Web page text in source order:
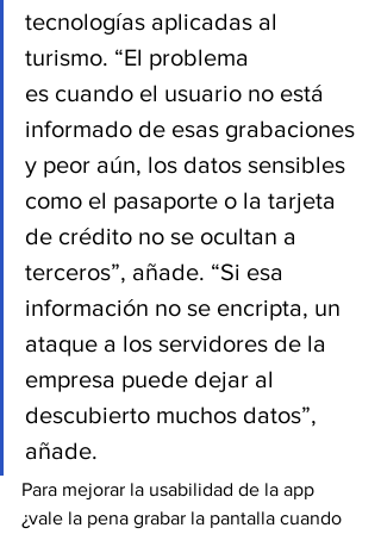
tecnologías aplicadas al
turismo. “El problema
es cuando el usuario no está
informado de esas grabaciones
y peor aún, los datos sensibles
como el pasaporte o la tarjeta
de crédito no se ocultan a
terceros”, añade. “Si esa
información no se encripta, un
ataque a los servidores de la
empresa puede dejar al
descubierto muchos datos”,
añade.
Para mejorar la usabilidad de la app
¿vale la pena grabar la pantalla cuando